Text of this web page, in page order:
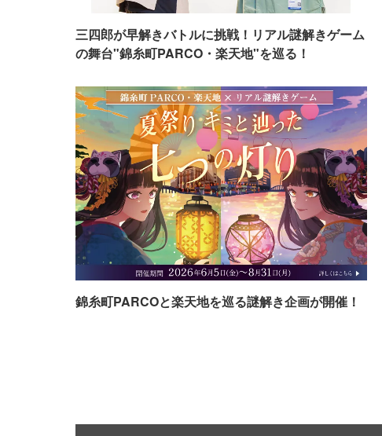
三四郎が早解きバトルに挑戦！リアル謎解きゲーム
の舞台"錦糸町PARCO・楽天地"を巡る！
錦糸町PARCOと楽天地を巡る謎解き企画が開催！